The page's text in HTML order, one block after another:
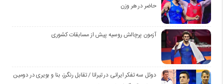
حاضر در هر وزن
آزمون پرچالش روسیه پیش از مسابقات کشوری
دوئل سه تفکر ایرانی در تیرانا / تقابل رنگرز، بنا و بویری در دومین